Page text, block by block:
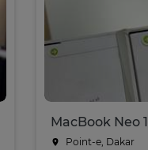
Point-e, Dakar